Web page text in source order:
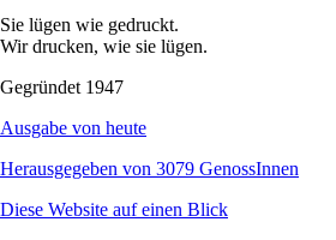
Sie lügen wie gedruckt.
Wir drucken, wie sie lügen.
Gegründet 1947
Ausgabe von heute
Herausgegeben von 3079 GenossInnen
Diese Website auf einen Blick